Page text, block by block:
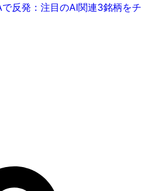
反発：注目のAI関連3銘柄をチ